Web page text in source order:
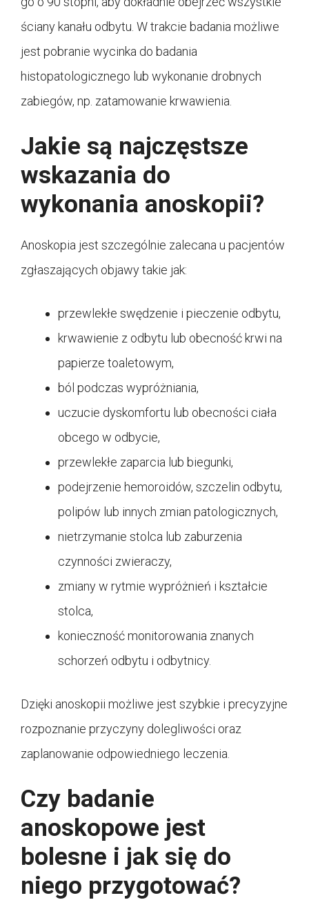
ściany kanału odbytu. W trakcie badania możliwe
jest pobranie wycinka do badania
histopatologicznego lub wykonanie drobnych
zabiegów, np. zatamowanie krwawienia.
Jakie są najczęstsze
wskazania do
wykonania anoskopii?
Anoskopia jest szczególnie zalecana u pacjentów
zgłaszających objawy takie jak:
przewlekłe swędzenie i pieczenie odbytu,
krwawienie z odbytu lub obecność krwi na
papierze toaletowym,
ból podczas wypróżniania,
uczucie dyskomfortu lub obecności ciała
obcego w odbycie,
przewlekłe zaparcia lub biegunki,
podejrzenie hemoroidów, szczelin odbytu,
polipów lub innych zmian patologicznych,
nietrzymanie stolca lub zaburzenia
czynności zwieraczy,
zmiany w rytmie wypróżnień i kształcie
stolca,
konieczność monitorowania znanych
schorzeń odbytu i odbytnicy.
Dzięki anoskopii możliwe jest szybkie i precyzyjne
rozpoznanie przyczyny dolegliwości oraz
zaplanowanie odpowiedniego leczenia.
Czy badanie
anoskopowe jest
bolesne i jak się do
niego przygotować?